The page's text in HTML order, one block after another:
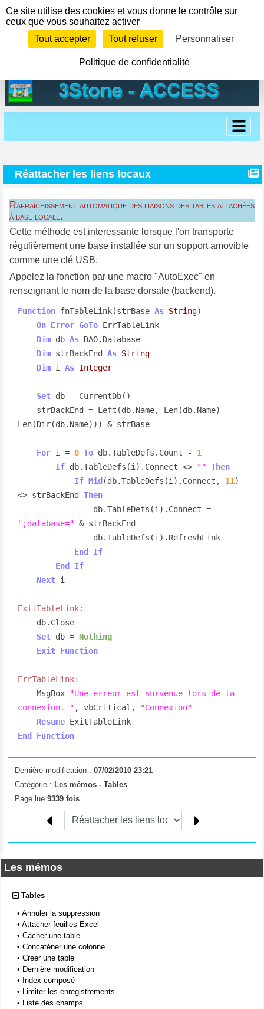
Les mémos
Tables
• Annuler la suppression
• Attacher feuilles Excel
• Cacher une table
• Concaténer une colonne
• Créer une table
• Dernière modification
• Index composé
• Limiter les enregistrements
• Liste des champs
Réattacher les liens locaux
Rafraîchissement automatique des liaisons des tables attachées
à base locale.
Cette méthode est interessante lorsque l'on transporte
régulièrement une base installée sur un support amovible
comme une clé USB.
Appelez la fonction par une macro "AutoExec" en
renseignant le nom de la base dorsale (backend).
Function fnTableLink(strBase As String)
On Error GoTo ErrTableLink
Dim db As DAO.Database
Dim strBackEnd As String
Dim i As Integer
Set db = CurrentDb()
Len(Dir(db.Name))) & strBase
For i = 0 To db.TableDefs.Count - 1
If db.TableDefs(i).Connect <> "" Then
If Mid(db.TableDefs(i).Connect, 11 )
<> strBackEnd Then
                db.TableDefs(i).Connect =
";database=" & strBackEnd
End If
End If
Next i
ExitTableLink:
Set db = Nothing
Exit Function
ErrTableLink:
    MsgBox
"Une erreur est survenue lors de la
connexion. " , vbCritical,
"Connexion"
Resume
ExitTableLink
End Function
Dernière modification : 07/02/2010 23:21
Catégorie : Les mémos - Tables
Page lue 9339 fois
Panneau de gestion des cookies
Ce site utilise des cookies et vous donne le contrôle sur
ceux que vous souhaitez activer
Tout accepter
Tout refuser Personnaliser
Politique de confidentialité